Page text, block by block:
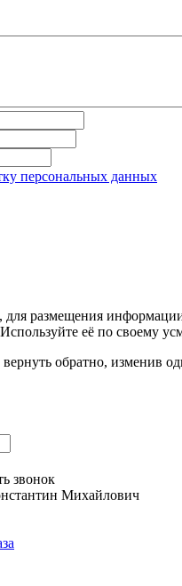
персональных данных
для размещения
её по своему
обратно, изменив
звонок
Михайлович